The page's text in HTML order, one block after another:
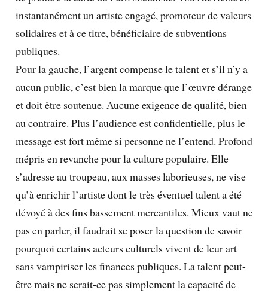
instantanément un artiste engagé, promoteur de valeurs
solidaires et à ce titre, bénéficiaire de subventions
publiques.
Pour la gauche, l’argent compense le talent et s’il n’y a
aucun public, c’est bien la marque que l’œuvre dérange
et doit être soutenue. Aucune exigence de qualité, bien
au contraire. Plus l’audience est confidentielle, plus le
message est fort même si personne ne l’entend. Profond
mépris en revanche pour la culture populaire. Elle
s’adresse au troupeau, aux masses laborieuses, ne vise
qu’à enrichir l’artiste dont le très éventuel talent a été
dévoyé à des fins bassement mercantiles. Mieux vaut ne
pas en parler, il faudrait se poser la question de savoir
pourquoi certains acteurs culturels vivent de leur art
sans vampiriser les finances publiques. La talent peut-
être mais ne serait-ce pas simplement la capacité de